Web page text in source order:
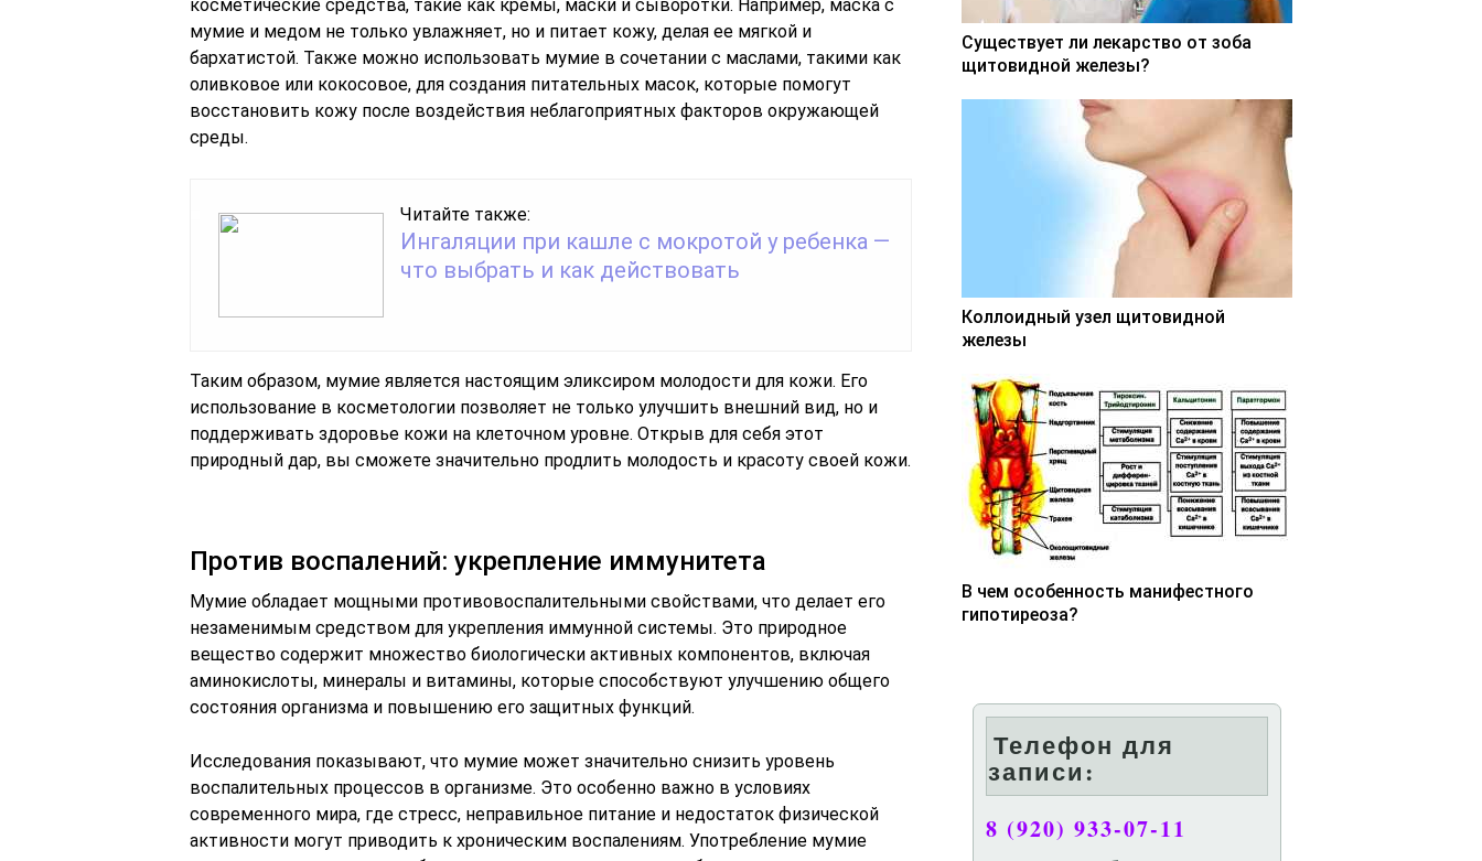
косметические средства, такие как кремы, маски и сыворотки. Например, маска с
мумие и медом не только увлажняет, но и питает кожу, делая ее мягкой и
бархатистой. Также можно использовать мумие в сочетании с маслами, такими как
оливковое или кокосовое, для создания питательных масок, которые помогут
восстановить кожу после воздействия неблагоприятных факторов окружающей
среды.
Читайте также:
Ингаляции при кашле с мокротой у ребенка —
что выбрать и как действовать
Таким образом, мумие является настоящим эликсиром молодости для кожи. Его
использование в косметологии позволяет не только улучшить внешний вид, но и
поддерживать здоровье кожи на клеточном уровне. Открыв для себя этот
природный дар, вы сможете значительно продлить молодость и красоту своей кожи.
Против воспалений: укрепление иммунитета
Мумие обладает мощными противовоспалительными свойствами, что делает его
незаменимым средством для укрепления иммунной системы. Это природное
вещество содержит множество биологически активных компонентов, включая
аминокислоты, минералы и витамины, которые способствуют улучшению общего
состояния организма и повышению его защитных функций.
Исследования показывают, что мумие может значительно снизить уровень
воспалительных процессов в организме. Это особенно важно в условиях
современного мира, где стресс, неправильное питание и недостаток физической
активности могут приводить к хроническим воспалениям. Употребление мумие
Существует ли лекарство от зоба
щитовидной железы?
Коллоидный узел щитовидной
железы
В чем особенность манифестного
гипотиреоза?
Телефон для
записи:
8 (920) 933-07-11